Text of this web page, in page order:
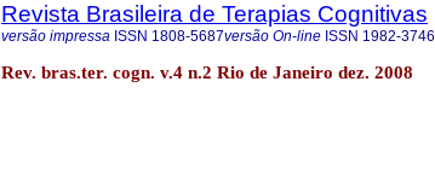
Revista Brasileira de Terapias Cognitivas
versão impressa ISSN 1808-5687versão On-line ISSN 1982-3746
Rev. bras.ter. cogn. v.4 n.2 Rio de Janeiro dez. 2008